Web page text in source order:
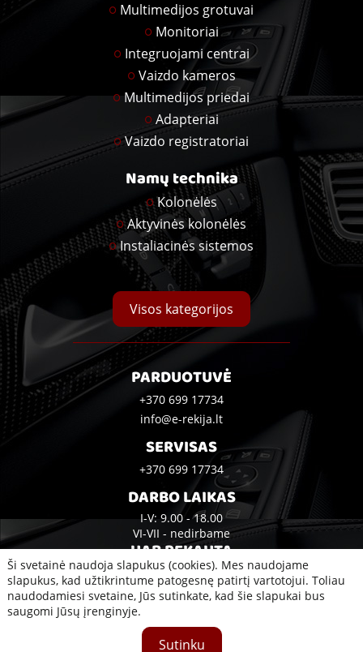
Multimedijos grotuvai
Monitoriai
Integruojami centrai
Vaizdo kameros
Multimedijos priedai
Adapteriai
Vaizdo registratoriai
Namų technika
Kolonėlės
Aktyvinės kolonėlės
Instaliacinės sistemos
Visos kategorijos
PARDUOTUVĖ
+370 699 17734
info@e-rekija.lt
SERVISAS
+370 699 17734
DARBO LAIKAS
I-V: 9.00 - 18.00
VI-VII - nedirbame
UAB REKAUTA
Bijūnų g. 10A, Klaipėda
2020 © Visos teisės saugomos UAB Rekauta
Ši svetainė naudoja slapukus (cookies). Mes naudojame
slapukus, kad užtikrintume patogesnę patirtį vartotojui. Toliau
naudodamiesi svetaine, Jūs sutinkate, kad šie slapukai bus
saugomi Jūsų įrenginyje.
Sutinku